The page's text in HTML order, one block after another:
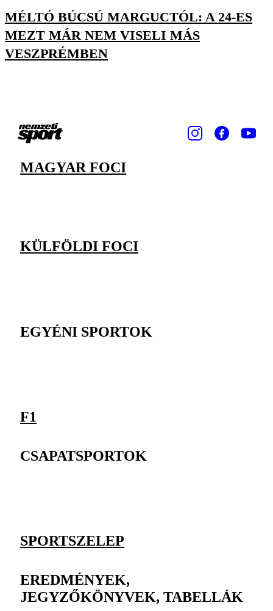
MÉLTÓ BÚCSÚ MARGUCTÓL: A 24-ES
MEZT MÁR NEM VISELI MÁS
VESZPRÉMBEN
MAGYAR FOCI
KÜLFÖLDI FOCI
EGYÉNI SPORTOK
F1
CSAPATSPORTOK
SPORTSZELEP
EREDMÉNYEK,
JEGYZŐKÖNYVEK, TABELLÁK